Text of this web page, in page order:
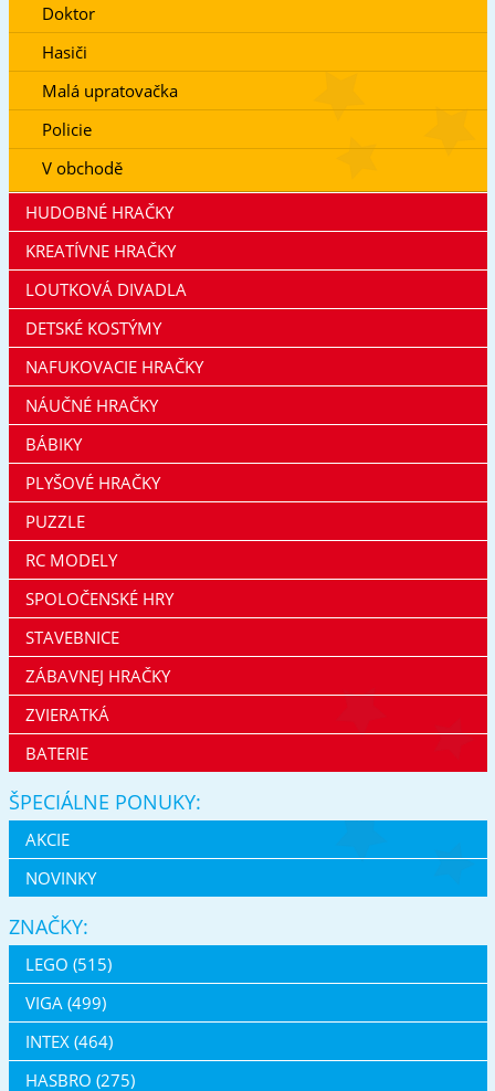
Doktor
Hasiči
Malá upratovačka
Policie
V obchodě
HUDOBNÉ HRAČKY
KREATÍVNE HRAČKY
LOUTKOVÁ DIVADLA
DETSKÉ KOSTÝMY
NAFUKOVACIE HRAČKY
NÁUČNÉ HRAČKY
BÁBIKY
PLYŠOVÉ HRAČKY
PUZZLE
RC MODELY
SPOLOČENSKÉ HRY
STAVEBNICE
ZÁBAVNEJ HRAČKY
ZVIERATKÁ
BATERIE
ŠPECIÁLNE PONUKY:
AKCIE
NOVINKY
ZNAČKY:
LEGO (515)
VIGA (499)
INTEX (464)
HASBRO (275)